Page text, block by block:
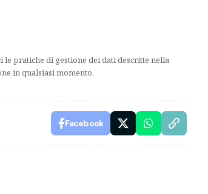
le pratiche di gestione dei dati descritte nella
in qualsiasi momento.
Facebook